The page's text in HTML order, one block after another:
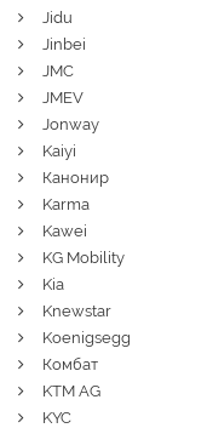
Jidu
Jinbei
JMC
JMEV
Jonway
Kaiyi
Канонир
Karma
Kawei
KG Mobility
Kia
Knewstar
Koenigsegg
Комбат
KTM AG
KYC